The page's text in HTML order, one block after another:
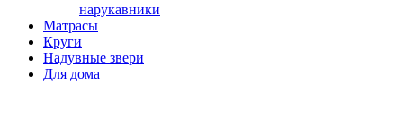
нарукавники
Матрасы
Круги
Надувные звери
Для дома